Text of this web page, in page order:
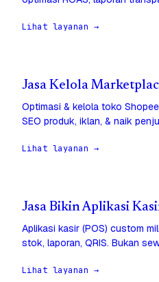
Lihat layanan →
Jasa Kelola
Optimasi & kelola toko
SEO produk, iklan, & naik
Lihat layanan →
Jasa Bikin Aplikasi
Aplikasi kasir (POS) custom
stok, laporan, QRIS. Bukan
Lihat layanan →